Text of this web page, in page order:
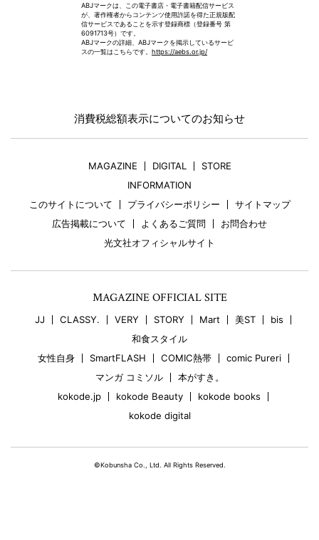
ABJマークは、この電子書店・電子書籍配信サービス
が、著作権者からコンテンツ使用許諾を得た正規版配
信サービスであることを示す登録商標（登録番号 第
6091713号）です。
ABJマークの詳細、ABJマークを掲示しているサービ
スの一覧はこちらです。 https://aebs.or.jp/
消費税総額表示についてのお知らせ
MAGAZINE DIGITAL
STORE
INFORMATION
このサイトについて
プライバシーポリシー
サイトマップ
広告掲載について
よくあるご質問
お問合わせ
光文社オフィシャルサイト
MAGAZINE OFFICIAL SITE
JJ CLASSY. VERY STORY Mart 美ST
bis
和食スタイル
女性自身
SmartFLASH COMIC熱帯
comic Pureri
マンガ コミソル
本がすき。
kokode.jp
kokode Beauty
kokode books
kokode digital
©Kobunsha Co., Ltd. All Rights Reserved.